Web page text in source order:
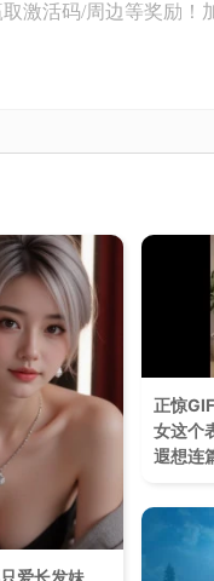
激活码/周边等奖励！
正惊
女这个
遐想连